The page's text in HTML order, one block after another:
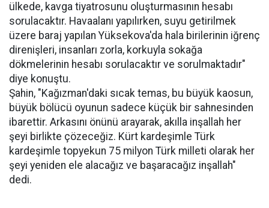
ülkede, kavga tiyatrosunu oluşturmasının hesabı
sorulacaktır. Havaalanı yapılırken, suyu getirilmek
üzere baraj yapılan Yüksekova'da hala birilerinin iğrenç
direnişleri, insanları zorla, korkuyla sokağa
dökmelerinin hesabı sorulacaktır ve sorulmaktadır"
diye konuştu.
Şahin, "Kağızman'daki sıcak temas, bu büyük kaosun,
büyük bölücü oyunun sadece küçük bir sahnesinden
ibarettir. Arkasını önünü arayarak, akılla inşallah her
şeyi birlikte çözeceğiz. Kürt kardeşimle Türk
kardeşimle topyekun 75 milyon Türk milleti olarak her
şeyi yeniden ele alacağız ve başaracağız inşallah"
dedi.